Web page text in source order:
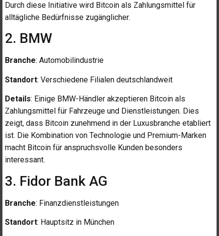
Durch diese Initiative wird Bitcoin als Zahlungsmittel für
alltägliche Bedürfnisse zugänglicher.
2. BMW
Branche: Automobilindustrie
Standort: Verschiedene Filialen deutschlandweit
Details: Einige BMW-Händler akzeptieren Bitcoin als
Zahlungsmittel für Fahrzeuge und Dienstleistungen. Dies
zeigt, dass Bitcoin zunehmend in der Luxusbranche etabliert
ist. Die Kombination von Technologie und Premium-Marken
macht Bitcoin für anspruchsvolle Kunden besonders
interessant.
3. Fidor Bank AG
Branche: Finanzdienstleistungen
Standort: Hauptsitz in München